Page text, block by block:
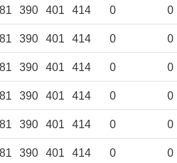
390 401 414 0 0
390 401 414 0 0
390 401 414 0 0
390 401 414 0 0
390 401 414 0 0
390 401 414 0 0